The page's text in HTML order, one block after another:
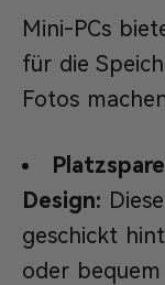
Mini-PCs
für die
Fotos
Design:
geschickt
oder